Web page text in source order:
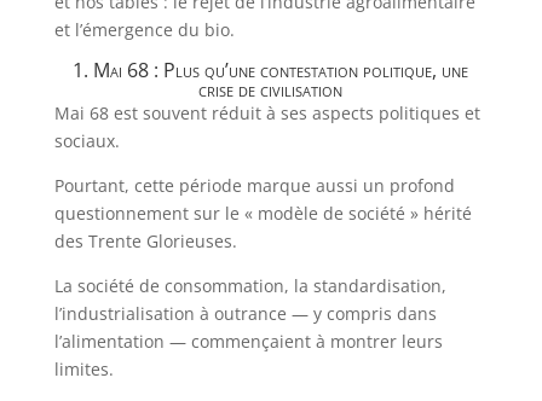
et l’émergence du bio.
1. Mai 68 : Plus qu’une contestation politique, une
crise de civilisation
Mai 68 est souvent réduit à ses aspects politiques et
sociaux.
Pourtant, cette période marque aussi un profond
questionnement sur le « modèle de société » hérité
des Trente Glorieuses.
La société de consommation, la standardisation,
l’industrialisation à outrance — y compris dans
l’alimentation — commençaient à montrer leurs
limites.